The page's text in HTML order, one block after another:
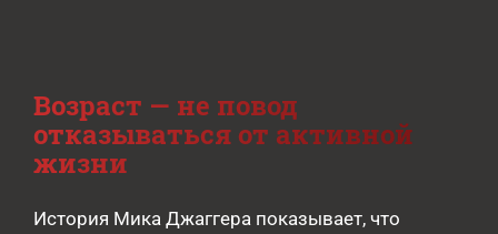
Возраст — не повод
отказываться от активной
жизни
История Мика Джаггера показывает, что